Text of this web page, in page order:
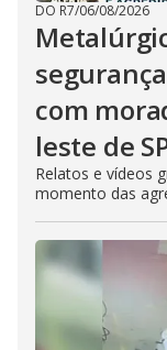
DO R7/06/08/2026
com
leste de
Relatos e vídeos
momento das